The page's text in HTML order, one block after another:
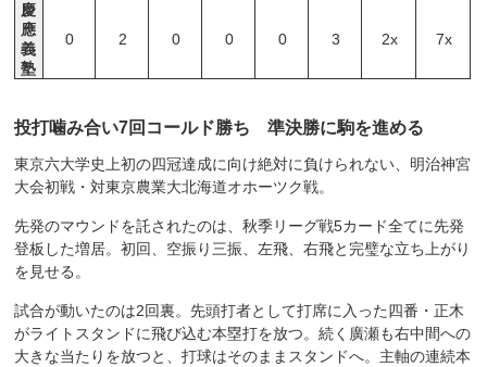
慶
應
義
塾
0 2 0 0 0 3 2x 7x
投打噛み合い7回コールド勝ち 準決勝に駒を進める
東京六大学史上初の四冠達成に向け絶対に負けられない、明治神宮
大会初戦・対東京農業大北海道オホーツク戦。
先発のマウンドを託されたのは、秋季リーグ戦5カード全てに先発
登板した増居。初回、空振り三振、左飛、右飛と完璧な立ち上がり
を見せる。
試合が動いたのは2回裏。先頭打者として打席に入った四番・正木
がライトスタンドに飛び込む本塁打を放つ。続く廣瀬も右中間への
大きな当たりを放つと、打球はそのままスタンドへ。主軸の連続本